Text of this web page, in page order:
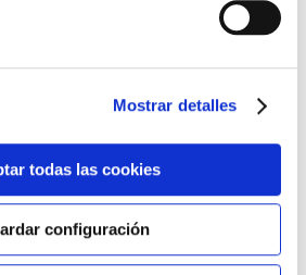
Mostrar detalles
todas las cookies
configuración
en base agua. En zonas de
proteger con placas, silestone,
en exceso dañaría el papel. Su
en la pared y tira en seco, sin
y sencilla.
papel: